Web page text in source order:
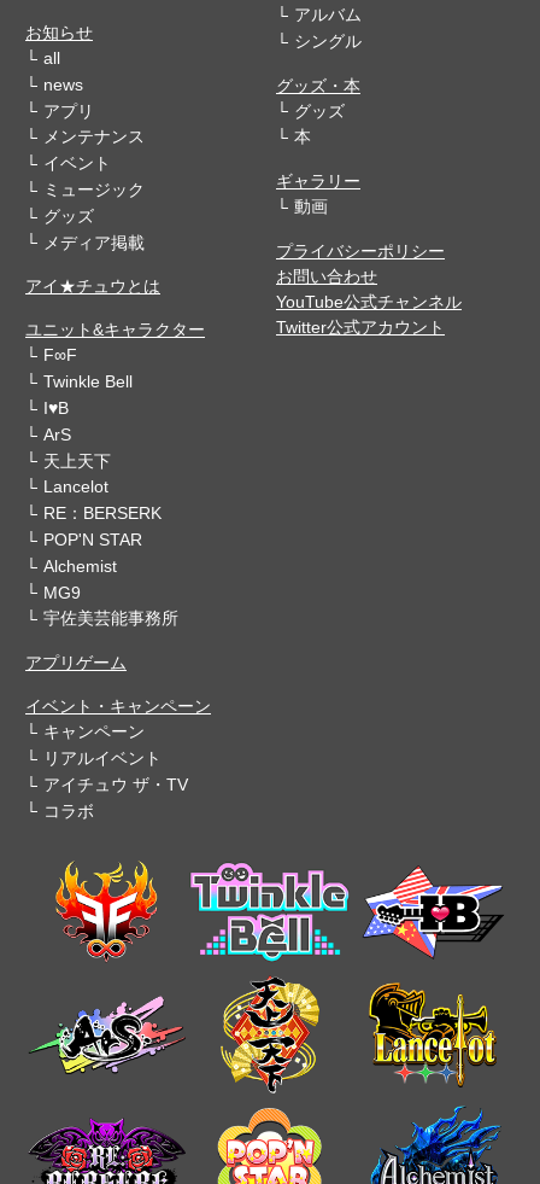
お知らせ
all
news
アプリ
メンテナンス
イベント
ミュージック
グッズ
メディア掲載
アイ★チュウとは
ユニット&キャラクター
F∞F
Twinkle Bell
I♥B
ArS
天上天下
Lancelot
RE：BERSERK
POP'N STAR
Alchemist
MG9
宇佐美芸能事務所
アプリゲーム
イベント・キャンペーン
キャンペーン
リアルイベント
アイチュウ ザ・TV
コラボ
アルバム
シングル
グッズ・本
グッズ
本
ギャラリー
動画
プライバシーポリシー
お問い合わせ
YouTube公式チャンネル
Twitter公式アカウント